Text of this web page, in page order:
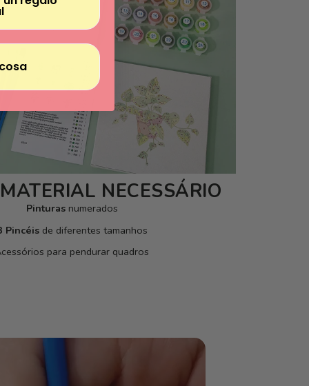
NECESSÁRIO
Pinturasnumerados
Pincéis de diferentes tamanhos
para pendurar quadros